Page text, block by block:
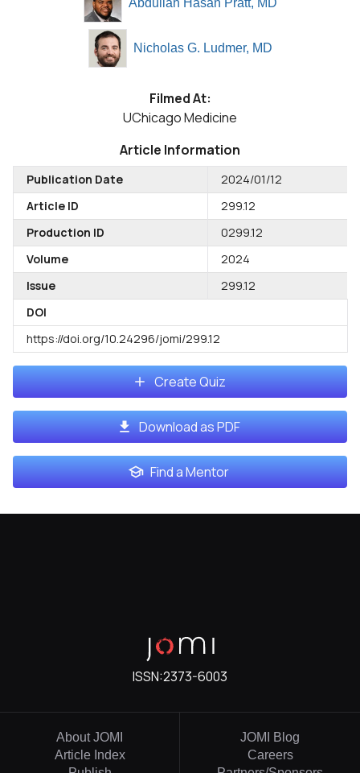
Nicholas G. Ludmer, MD
Filmed At:
UChicago Medicine
Article Information
Publication Date
2024/01/12
Article ID
299.12
Production ID
0299.12
Volume
2024
Issue
299.12
DOI
https://doi.org/10.24296/jomi/299.12
Create Quiz
Download as PDF
Find a Mentor
ISSN:2373-6003
About JOMI
Article Index
JOMI Blog
Careers